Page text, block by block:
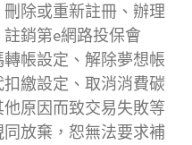
除或重新註冊、辦理
銷第e網路投保會
帳設定、解除夢想帳
繳設定、取消消費碳
原因而致交易失敗等
放棄，恕無法要求補